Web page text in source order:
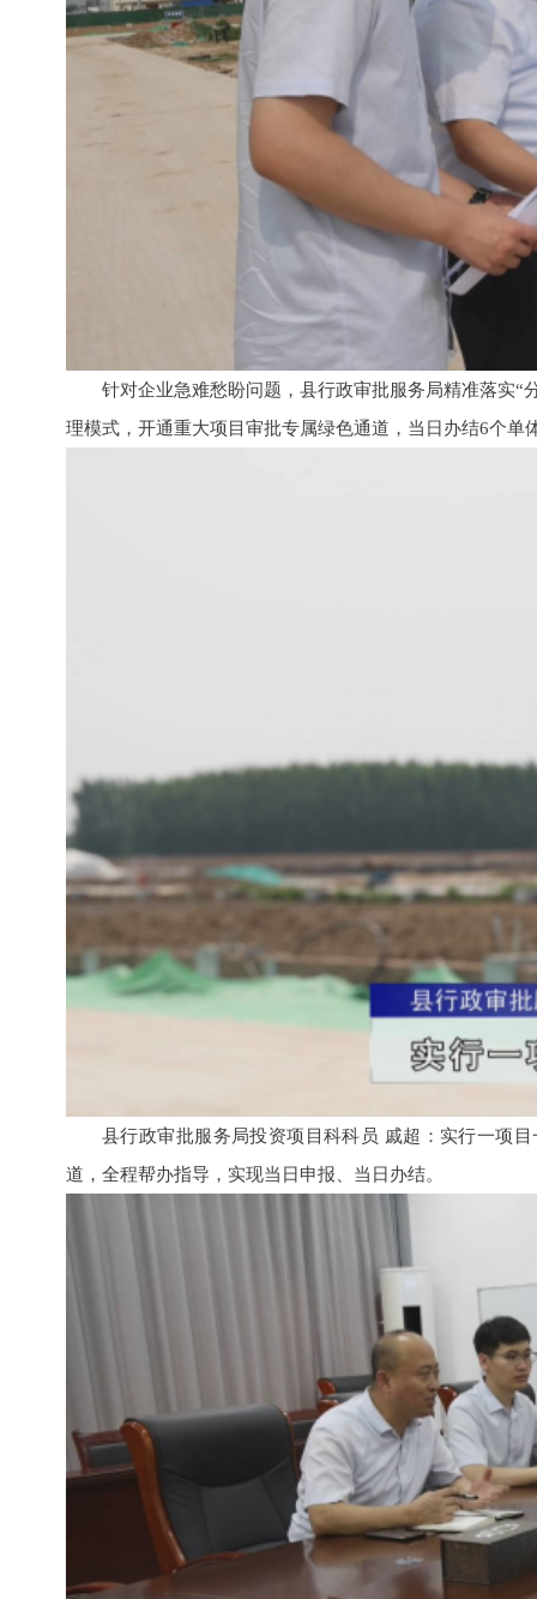
针对企业急难愁盼问题，县行政审批服务局精准落实
理模式，开通重大项目审批专属绿色通道，当日办结6个
县行政审批服务局投资项目科科员 戚超：实行一项
道，全程帮办指导，实现当日申报、当日办结。